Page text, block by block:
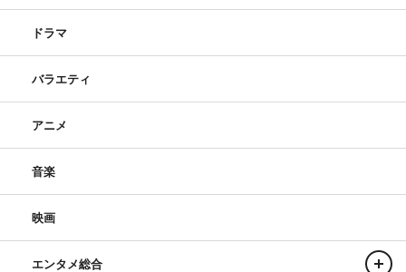
ドラマ
バラエティ
アニメ
音楽
映画
エンタメ総合